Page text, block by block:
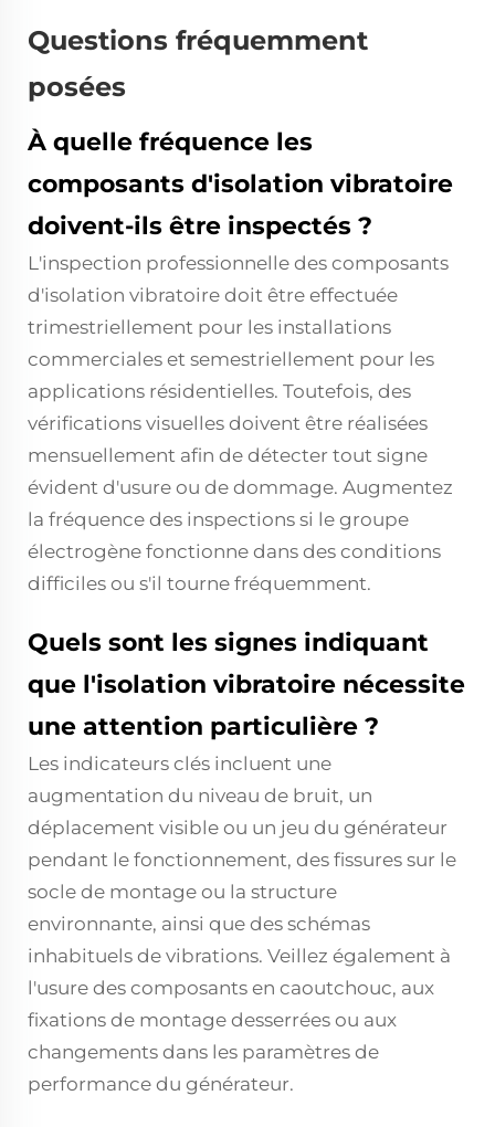
Questions fréquemment
posées
À quelle fréquence les
composants d'isolation vibratoire
doivent-ils être inspectés ?
L'inspection professionnelle des composants
d'isolation vibratoire doit être effectuée
trimestriellement pour les installations
commerciales et semestriellement pour les
applications résidentielles. Toutefois, des
vérifications visuelles doivent être réalisées
mensuellement afin de détecter tout signe
évident d'usure ou de dommage. Augmentez
la fréquence des inspections si le groupe
électrogène fonctionne dans des conditions
difficiles ou s'il tourne fréquemment.
Quels sont les signes indiquant
que l'isolation vibratoire nécessite
une attention particulière ?
Les indicateurs clés incluent une
augmentation du niveau de bruit, un
déplacement visible ou un jeu du générateur
pendant le fonctionnement, des fissures sur le
socle de montage ou la structure
environnante, ainsi que des schémas
inhabituels de vibrations. Veillez également à
l'usure des composants en caoutchouc, aux
fixations de montage desserrées ou aux
changements dans les paramètres de
performance du générateur.